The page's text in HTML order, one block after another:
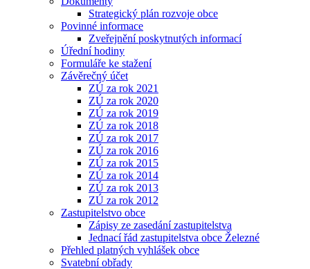
Strategický plán rozvoje obce
Povinné informace
Zveřejnění poskytnutých informací
Úřední hodiny
Formuláře ke stažení
Závěrečný účet
ZÚ za rok 2021
ZÚ za rok 2020
ZÚ za rok 2019
ZÚ za rok 2018
ZÚ za rok 2017
ZÚ za rok 2016
ZÚ za rok 2015
ZÚ za rok 2014
ZÚ za rok 2013
ZÚ za rok 2012
Zastupitelstvo obce
Zápisy ze zasedání zastupitelstva
Jednací řád zastupitelstva obce Železné
Přehled platných vyhlášek obce
Svatební obřady